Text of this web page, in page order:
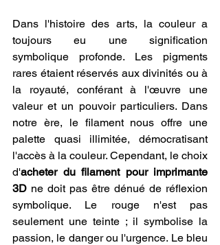
Dans l'histoire des arts, la couleur a
toujours eu une signification
symbolique profonde. Les pigments
rares étaient réservés aux divinités ou à
la royauté, conférant à l'œuvre une
valeur et un pouvoir particuliers. Dans
notre ère, le filament nous offre une
palette quasi illimitée, démocratisant
l'accès à la couleur. Cependant, le choix
d'acheter du filament pour imprimante
3D ne doit pas être dénué de réflexion
symbolique. Le rouge n'est pas
seulement une teinte ; il symbolise la
passion, le danger ou l'urgence. Le bleu